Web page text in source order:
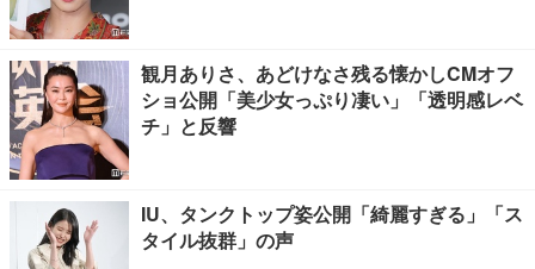
観月ありさ、あどけなさ残る懐かしCMオフ
ショ公開「美少女っぷり凄い」「透明感レベ
チ」と反響
IU、タンクトップ姿公開「綺麗すぎる」「ス
タイル抜群」の声